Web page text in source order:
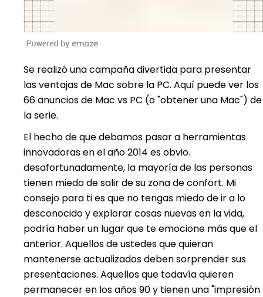
Se realizó una campaña divertida para presentar
las ventajas de Mac sobre la PC. Aquí puede ver los
66 anuncios de Mac vs PC (o "obtener una Mac") de
la serie.
El hecho de que debamos pasar a herramientas
innovadoras en el año 2014 es obvio.
desafortunadamente, la mayoría de las personas
tienen miedo de salir de su zona de confort. Mi
consejo para ti es que no tengas miedo de ir a lo
desconocido y explorar cosas nuevas en la vida,
podría haber un lugar que te emocione más que el
anterior. Aquellos de ustedes que quieran
mantenerse actualizados deben sorprender sus
presentaciones. Aquellos que todavía quieren
permanecer en los años 90 y tienen una "impresión